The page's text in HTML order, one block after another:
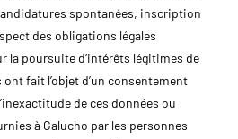
spontanées, inscription
des obligations légales
la poursuite d’intérêts légitimes de
ont fait l’objet d’un consentement
de ces données ou
à Galucho par les personnes